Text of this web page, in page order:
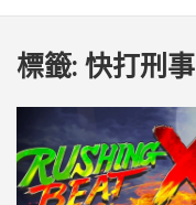
標籤: 快打刑事